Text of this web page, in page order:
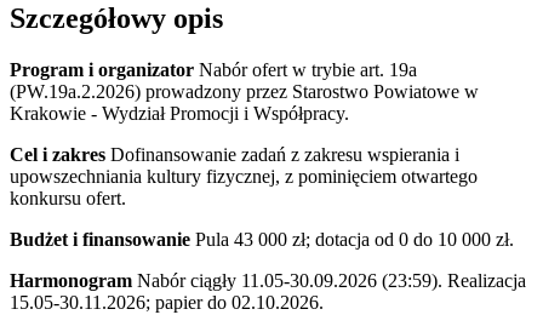
Szczegółowy opis
Program i organizator Nabór ofert w trybie art. 19a
(PW.19a.2.2026) prowadzony przez Starostwo Powiatowe w
Krakowie - Wydział Promocji i Współpracy.
Cel i zakres Dofinansowanie zadań z zakresu wspierania i
upowszechniania kultury fizycznej, z pominięciem otwartego
konkursu ofert.
Budżet i finansowanie Pula 43 000 zł; dotacja od 0 do 10 000 zł.
Harmonogram Nabór ciągły 11.05-30.09.2026 (23:59). Realizacja
15.05-30.11.2026; papier do 02.10.2026.